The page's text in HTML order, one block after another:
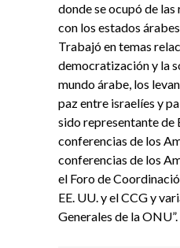
donde se ocupó de las
con los estados
Trabajó en temas
democratización y la
mundo árabe, los
paz entre israelíes y
sido representante de
conferencias de los
conferencias de los
el Foro de
EE. UU. y el CCG y
Generales de la ONU”.